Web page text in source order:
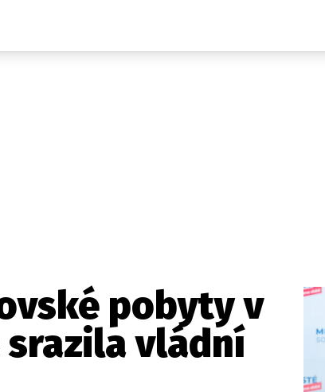
Inzerce Osobní údaje / Cookies
Volná místa
INCORP MEDIA GROUP s.r.o., IČ: 118 23 054
pobyty v
vládní